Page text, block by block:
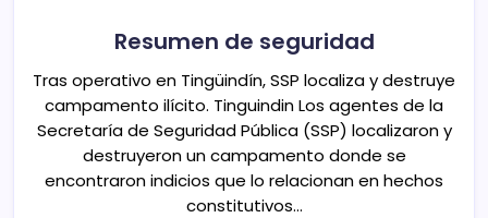
Resumen de seguridad
Tras operativo en Tingüindín, SSP localiza y destruye
campamento ilícito. Tinguindin Los agentes de la
Secretaría de Seguridad Pública (SSP) localizaron y
destruyeron un campamento donde se
encontraron indicios que lo relacionan en hechos
constitutivos…